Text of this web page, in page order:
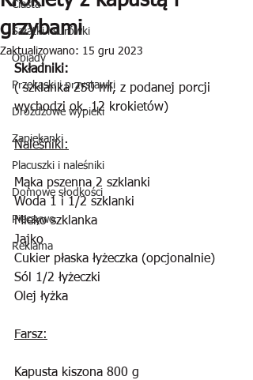
Ciasta
Sałatki i surówki
Obiady
Przekąski i przystawki
Drożdżowe wypieki
Zapiekanki
Placuszki i naleśniki
Domowe słodkości
Pieczywo
Reklama
grzybami
Zaktualizowano: 15 gru 2023
Składniki:
( szklanka 250 ml, z podanej porcji
wychodzi ok. 12 krokietów)
Naleśniki:
Mąka pszenna 2 szklanki
Woda 1 i 1/2 szklanki
Mleko szklanka
Jajko
Cukier płaska łyżeczka (opcjonalnie)
Sól 1/2 łyżeczki
Olej łyżka
Farsz:
Kapusta kiszona 800 g